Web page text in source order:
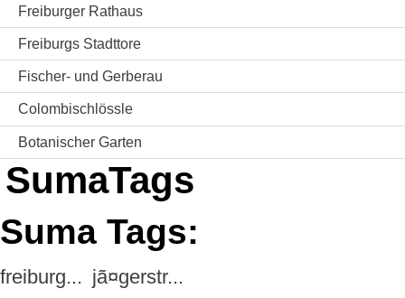
Freiburger Rathaus
Freiburgs Stadttore
Fischer- und Gerberau
Colombischlössle
Botanischer Garten
SumaTags
Suma Tags:
freiburg... jã¤gerstr...